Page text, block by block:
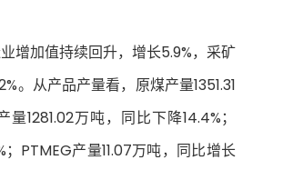
增加值持续回升，增长5.9%，采矿
。从产品产量看，原煤产量1351.31
1281.02万吨，同比下降14.4%；
PTMEG产量11.07万吨，同比增长